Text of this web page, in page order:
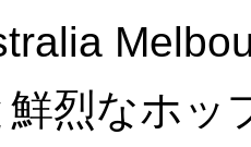
烈なホッ